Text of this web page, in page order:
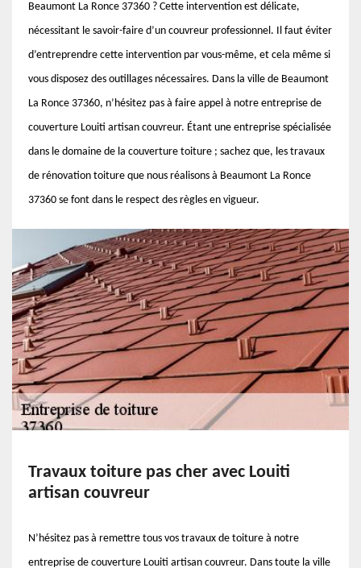
Beaumont La Ronce 37360 ? Cette intervention est délicate,
nécessitant le savoir-faire d’un couvreur professionnel. Il faut éviter
d’entreprendre cette intervention par vous-même, et cela même si
vous disposez des outillages nécessaires. Dans la ville de Beaumont
La Ronce 37360, n’hésitez pas à faire appel à notre entreprise de
couverture Louiti artisan couvreur. Étant une entreprise spécialisée
dans le domaine de la couverture toiture ; sachez que, les travaux
de rénovation toiture que nous réalisons à Beaumont La Ronce
37360 se font dans le respect des règles en vigueur.
Travaux toiture pas cher avec Louiti
artisan couvreur
N’hésitez pas à remettre tous vos travaux de toiture à notre
entreprise de couverture Louiti artisan couvreur. Dans toute la ville